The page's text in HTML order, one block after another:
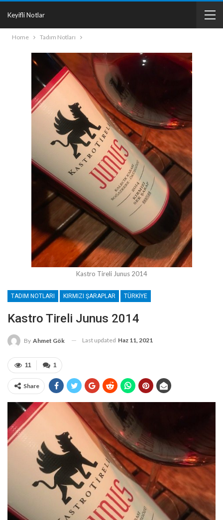
Keyifli Notlar
Home Tadım Notları
Kastro Tireli Junus 2014
TADIM NOTLARI KIRMIZI ŞARAPLAR TÜRKIYE
Kastro Tireli Junus 2014
By Ahmet Gök Last updated Haz 11, 2021
1
11
Share